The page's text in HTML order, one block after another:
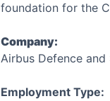
foundation for the
Company:
Airbus Defence and
Employment Type: